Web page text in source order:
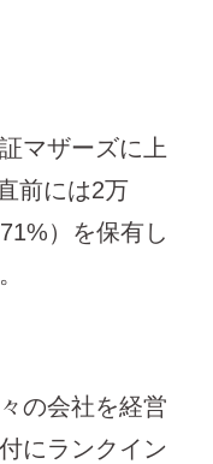
マザーズに上
前には2万
）を保有し
の会社を経営
にランクイン